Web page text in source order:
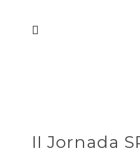
II Jornada